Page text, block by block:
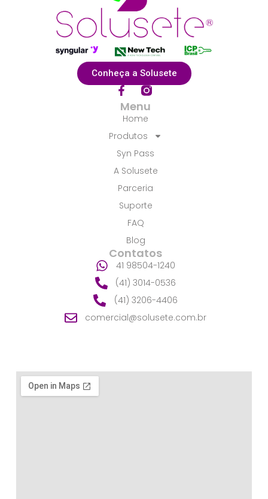
Conheça a Solusete
F
a
c
e
b
o
k
-
f
Menu
Home
Produtos
Syn Pass
A Solusete
Parceria
Suporte
FAQ
Blog
Contatos
41 98504-1240
(41) 3014-0536
(41) 3206-4406
comercial@solusete.com.br